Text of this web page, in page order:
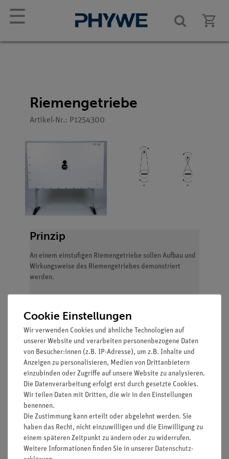
☰
Riemengetriebe
Artikel-Nr.: P1254300
Prinzip
An einem einstufigen Riemengetriebe sollen Aufbau und
Wirkungsweise des Riemengetriebes demonstriert
werden.
Vorteile
Optimiert für Demonstrationsversuche: Von der
Horizontalen in die Senkrechte gebracht
Gute Sichtbarkeit: Große
Demonstrationsmessgeräte auf gleichmäßigem
Hintergrund
Magnete mit starker Haltekraft (mind. 10 N)
ermöglichen eine sichere Halterung und
einfachste Handhabung sowie Positionierung
Cookie Einstellungen
Wir verwenden Cookies und ähnliche Technologien auf
unserer Website und verarbeiten personenbezogene Daten
von Besucher:innen (z.B. IP-Adresse), um z.B. Inhalte und
Anzeigen zu personalisieren, Medien von Drittanbietern
einzubinden oder Zugriffe auf unsere Website zu analysieren.
Die Datenverarbeitung erfolgt erst durch gesetzte Cookies.
Wir teilen Daten mit Dritten, die wir in den Einstellungen
benennen.
Die Zustimmung kann erteilt oder abgelehnt werden. Sie
haben das Recht, nicht einzuwilligen und die Einwilligung zu
einem späteren Zeitpunkt zu ändern oder zu widerrufen.
Weitere Informationen finden Sie in unserer Daten­schutz­